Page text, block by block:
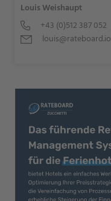
Louis Weishaupt
+43 (0)512 387 052
louis@rateboard.io